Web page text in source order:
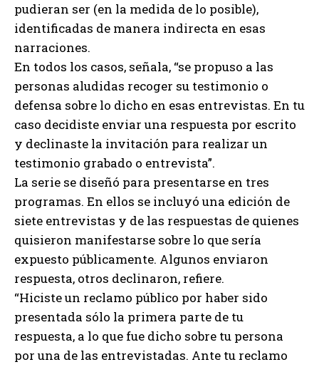
pudieran ser (en la medida de lo posible),
identificadas de manera indirecta en esas
narraciones.
En todos los casos, señala, “se propuso a las
personas aludidas recoger su testimonio o
defensa sobre lo dicho en esas entrevistas. En tu
caso decidiste enviar una respuesta por escrito
y declinaste la invitación para realizar un
testimonio grabado o entrevista”.
La serie se diseñó para presentarse en tres
programas. En ellos se incluyó una edición de
siete entrevistas y de las respuestas de quienes
quisieron manifestarse sobre lo que sería
expuesto públicamente. Algunos enviaron
respuesta, otros declinaron, refiere.
“Hiciste un reclamo público por haber sido
presentada sólo la primera parte de tu
respuesta, a lo que fue dicho sobre tu persona
por una de las entrevistadas. Ante tu reclamo